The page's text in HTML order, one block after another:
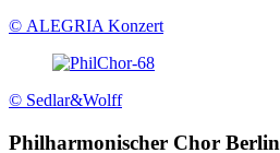
© ALEGRIA Konzert
© Sedlar&Wolff
Philharmonischer Chor Berlin